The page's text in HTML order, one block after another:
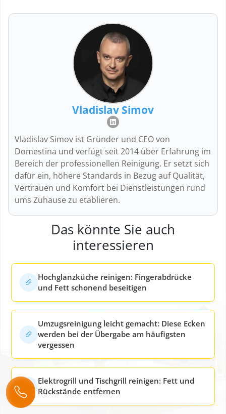
Vladislav Simov
Vladislav Simov ist Gründer und CEO von
Domestina und verfügt seit 2014 über Erfahrung im
Bereich der professionellen Reinigung. Er setzt sich
dafür ein, höhere Standards in Bezug auf Qualität,
Vertrauen und Komfort bei Dienstleistungen rund
ums Zuhause zu etablieren.
Das könnte Sie auch
interessieren
Hochglanzküche reinigen: Fingerabdrücke
und Fett schonend beseitigen
Umzugsreinigung leicht gemacht: Diese Ecken
werden bei der Übergabe am häufigsten
vergessen
Elektrogrill und Tischgrill reinigen: Fett und
Rückstände entfernen